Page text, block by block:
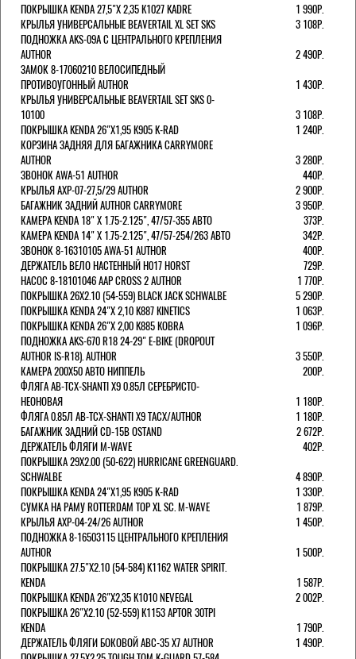
ПОКРЫШКА KENDA 27,5"Х 2,35 K1027 KADRE
1 990Р.
КРЫЛЬЯ УНИВЕРСАЛЬНЫЕ BEAVERTAIL XL SET SKS
3 108Р.
ПОДНОЖКА AKS-09A C ЦЕНТРАЛЬНОГО КРЕПЛЕНИЯ
AUTHOR
2 490Р.
ЗАМОК 8-17060210 ВЕЛОСИПЕДНЫЙ
ПРОТИВОУГОННЫЙ AUTHOR
1 430Р.
КРЫЛЬЯ УНИВЕРСАЛЬНЫЕ BEAVERTAIL SET SKS 0-
10100
3 108Р.
ПОКРЫШКА KENDA 26"Х1,95 K905 K-RAD
1 240Р.
КОРЗИНА ЗАДНЯЯ ДЛЯ БАГАЖНИКА CARRYMORE
AUTHOR
3 280Р.
ЗВОНОК AWA-51 AUTHOR
440Р.
КРЫЛЬЯ AXP-07-27,5/29 AUTHOR
2 900Р.
БАГАЖНИК ЗАДНИЙ AUTHOR CARRYMORE
3 950Р.
КАМЕРА KENDA 18" Х 1.75-2.125", 47/57-355 АВТО
373Р.
КАМЕРА KENDA 14" Х 1.75-2.125", 47/57-254/263 АВТО
342Р.
ЗВОНОК 8-16310105 AWA-51 AUTHOR
400Р.
ДЕРЖАТЕЛЬ ВЕЛО НАСТЕННЫЙ H017 HORST
729Р.
НАСОС 8-18101046 AAP CROSS 2 AUTHOR
1 770Р.
ПОКРЫШКА 26X2.10 (54-559) BLACK JACK SCHWALBE
5 290Р.
ПОКРЫШКА KENDA 24"Х 2,10 K887 KINETICS
1 063Р.
ПОКРЫШКА KENDA 26"Х 2,00 K885 KOBRA
1 096Р.
ПОДНОЖКА AKS-670 R18 24-29" E-BIKE (DROPOUT
AUTHOR IS-R18). AUTHOR
3 550Р.
КАМЕРА 200Х50 АВТО НИППЕЛЬ
200Р.
ФЛЯГА AB-TCX-SHANTI X9 0.85Л СЕРЕБРИСТО-
НЕОНОВАЯ
1 180Р.
ФЛЯГА 0.85Л AB-TCX-SHANTI X9 TACX/AUTHOR
1 180Р.
БАГАЖНИК ЗАДНИЙ CD-15B OSTAND
2 672Р.
ДЕРЖАТЕЛЬ ФЛЯГИ M-WAVE
402Р.
ПОКРЫШКА 29X2.00 (50-622) HURRICANE GREENGUARD.
SCHWALBE
4 890Р.
ПОКРЫШКА KENDA 24"Х1,95 K905 K-RAD
1 330Р.
СУМКА НА РАМУ ROTTERDAM TOP XL SC. M-WAVE
1 879Р.
КРЫЛЬЯ AXP-04-24/26 AUTHOR
1 450Р.
ПОДНОЖКА 8-16503115 ЦЕНТРАЛЬНОГО КРЕПЛЕНИЯ
AUTHOR
1 500Р.
ПОКРЫШКА 27.5"Х2.10 (54-584) K1162 WATER SPIRIT.
KENDA
1 587Р.
ПОКРЫШКА KENDA 26"Х2,35 K1010 NEVEGAL
2 002Р.
ПОКРЫШКА 26"Х2.10 (52-559) K1153 APTOR 30TPI
KENDA
1 790Р.
ДЕРЖАТЕЛЬ ФЛЯГИ БОКОВОЙ ABC-35 X7 AUTHOR
1 490Р.